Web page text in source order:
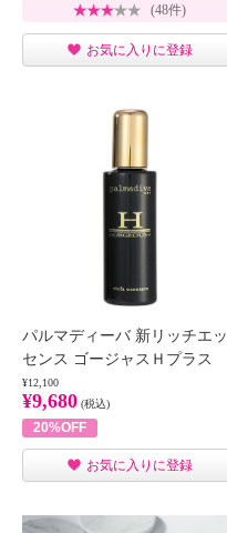
(48件)
お気に入りに登録
パルマディーバ 新リッチエッ
センス ゴージャスＨプラス
¥12,100
¥9,680 (税込)
20%OFF
お気に入りに登録